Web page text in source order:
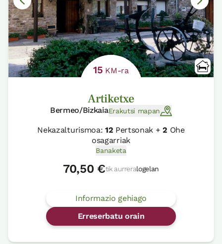
15 KM-ra
Artiketxe
Bermeo/BizkaiaErakutsi mapan
Nekazalturismoa: 12 Pertsonak +2 Ohe
osagarriak
Banaketa
70,50 €tik aurreralogelan
Informazio gehiago
Erreserbatu orain